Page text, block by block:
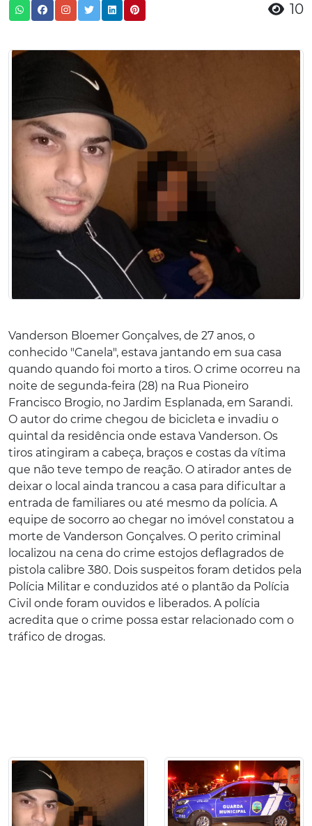
10
Vanderson Bloemer Gonçalves, de 27 anos, o
conhecido "Canela", estava jantando em sua casa
quando quando foi morto a tiros. O crime ocorreu na
noite de segunda-feira (28) na Rua Pioneiro
Francisco Brogio, no Jardim Esplanada, em Sarandi.
O autor do crime chegou de bicicleta e invadiu o
quintal da residência onde estava Vanderson. Os
tiros atingiram a cabeça, braços e costas da vítima
que não teve tempo de reação. O atirador antes de
deixar o local ainda trancou a casa para dificultar a
entrada de familiares ou até mesmo da polícia. A
equipe de socorro ao chegar no imóvel constatou a
morte de Vanderson Gonçalves. O perito criminal
localizou na cena do crime estojos deflagrados de
pistola calibre 380. Dois suspeitos foram detidos pela
Polícia Militar e conduzidos até o plantão da Polícia
Civil onde foram ouvidos e liberados. A polícia
acredita que o crime possa estar relacionado com o
tráfico de drogas.